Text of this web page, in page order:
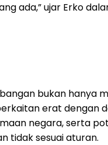
ada,” ujar Erko
bukan hanya
erat dengan
negara, serta
tidak sesuai aturan.